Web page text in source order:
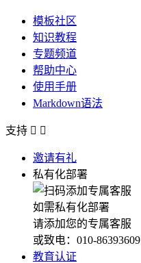
模板社区
知识教程
专题频道
帮助中心
使用手册
Markdown语法
支持  
邀请有礼
私有化部署
如需私有化部署
请添加您的专属客服
或致电：010-86393609
教育认证